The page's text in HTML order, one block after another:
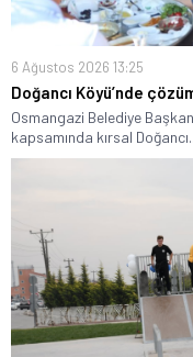
6 Ağustos 2026 13:25
Doğancı Köyü’nde
Osmangazi Belediye
kapsamında kırsal